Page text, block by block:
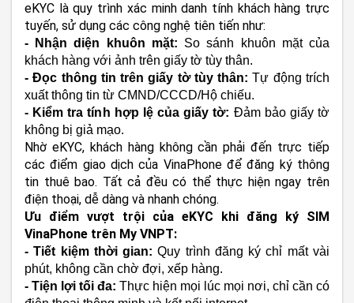
eKYC là quy trình xác minh danh tính khách hàng trực
tuyến, sử dụng các công nghệ tiên tiến như:
- Nhận diện khuôn mặt: So sánh khuôn mặt của
khách hàng với ảnh trên giấy tờ tùy thân.
- Đọc thông tin trên giấy tờ tùy thân: Tự động trích
xuất thông tin từ CMND/CCCD/Hộ chiếu.
- Kiểm tra tính hợp lệ của giấy tờ: Đảm bảo giấy tờ
không bị giả mạo.
Nhờ eKYC, khách hàng không cần phải đến trực tiếp
các điểm giao dịch của VinaPhone để đăng ký thông
tin thuê bao. Tất cả đều có thể thực hiện ngay trên
điện thoại, dễ dàng và nhanh chóng.
Ưu điểm vượt trội của eKYC khi đăng ký SIM
VinaPhone trên My VNPT:
- Tiết kiệm thời gian: Quy trình đăng ký chỉ mất vài
phút, không cần chờ đợi, xếp hàng.
- Tiện lợi tối đa: Thực hiện mọi lúc mọi nơi, chỉ cần có